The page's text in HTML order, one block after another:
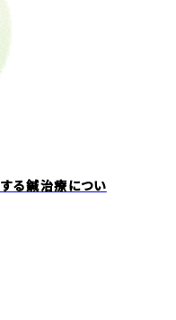
る鍼治療につい